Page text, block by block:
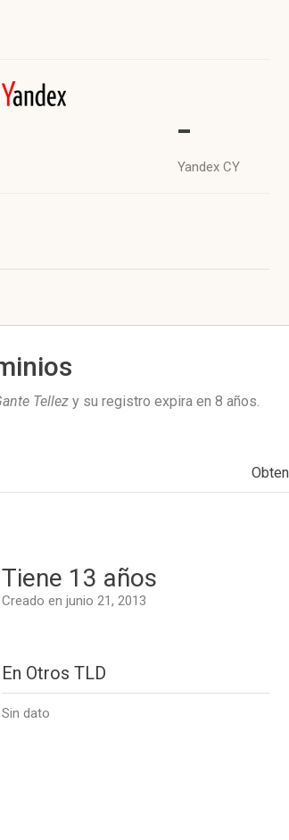
-
Yandex CY
Tellez y su registro expira en 8 años.
Tiene 13 años
Creado en junio 21, 2013
En Otros TLD
Sin dato